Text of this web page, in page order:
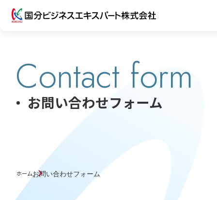
Contact form
お問い合わせフォーム
ホームお問い合わせフォーム